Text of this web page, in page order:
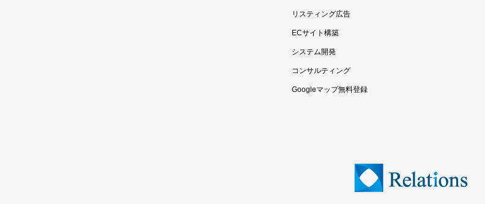
リスティング広告
ECサイト構築
システム開発
コンサルティング
Googleマップ無料登録